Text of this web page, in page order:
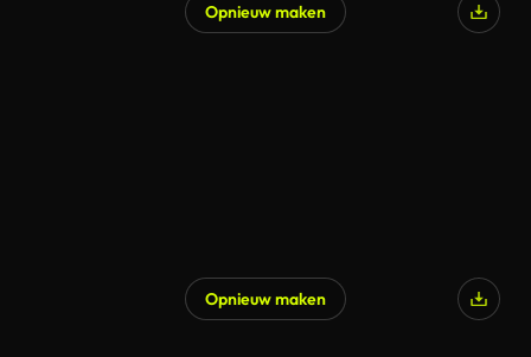
Opnieuw maken
Opnieuw maken